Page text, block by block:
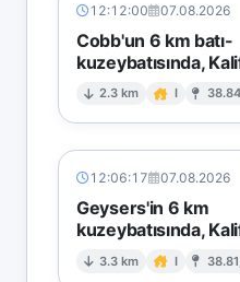
12:12:00 07.08.2026
Cobb'un 6 km batı-
kuzeybatısında,
2.3 km I
12:06:17 07.08.2026
Geysers'in 6 km
kuzeybatısında,
3.3 km I